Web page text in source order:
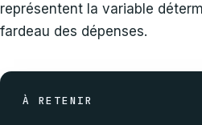
représentent la variable
fardeau des dépenses.
À RETENIR